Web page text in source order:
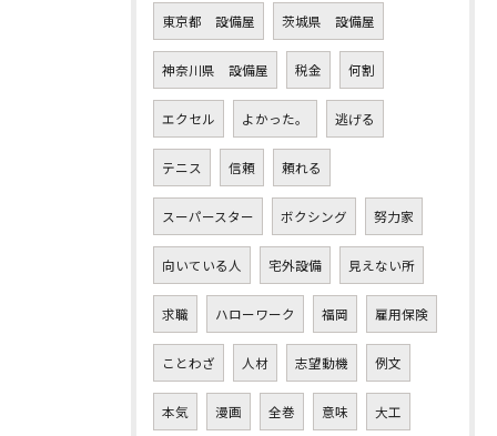
東京都 設備屋 茨城県 設備屋
神奈川県 設備屋 税金 何割
エクセル よかった。 逃げる
テニス 信頼 頼れる
スーパースター ボクシング 努力家
向いている人 宅外設備 見えない所
求職 ハローワーク 福岡 雇用保険
ことわざ 人材 志望動機 例文
本気 漫画 全巻 意味 大工